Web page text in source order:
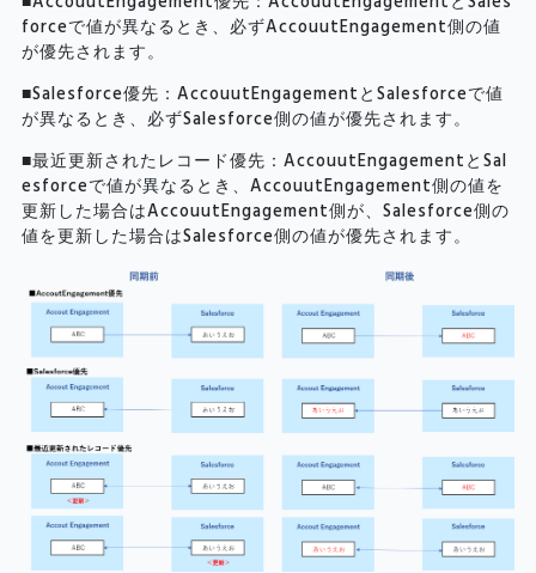
forceで値が異なるとき、必ずAccouutEngagement側の値
が優先されます。
■Salesforce優先：AccouutEngagementとSalesforceで値
が異なるとき、必ずSalesforce側の値が優先されます。
■最近更新されたレコード優先：AccouutEngagementとSal
esforceで値が異なるとき、AccouutEngagement側の値を
更新した場合はAccouutEngagement側が、Salesforce側の
値を更新した場合はSalesforce側の値が優先されます。